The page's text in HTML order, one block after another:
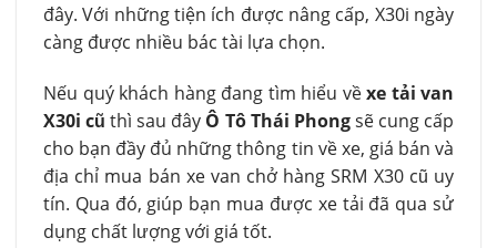
đây. Với những tiện ích được nâng cấp, X30i ngày
càng được nhiều bác tài lựa chọn.
Nếu quý khách hàng đang tìm hiểu vềxe tải van
X30i cũ thì sau đây Ô Tô Thái Phongsẽ cung cấp
cho bạn đầy đủ những thông tin về xe, giá bán và
địa chỉ mua bán xe van chở hàng SRM X30 cũ uy
tín. Qua đó, giúp bạn mua được xe tải đã qua sử
dụng chất lượng với giá tốt.